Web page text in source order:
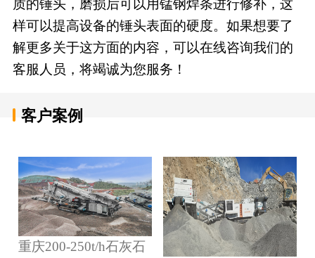
质的锤头，磨损后可以用锰钢焊条进行修补，这
样可以提高设备的锤头表面的硬度。如果想要了
解更多关于这方面的内容，可以在线咨询我们的
客服人员，将竭诚为您服务！
客户案例
重庆200-250t/h石灰石